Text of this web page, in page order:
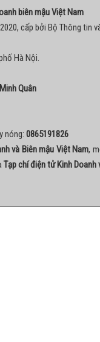
biên mậu Việt Nam
cấp bởi Bộ Thông tin
Hà Nội.
Quân
nóng: 0865191826
và Biên mậu Việt Nam,
Tạp chí điện tử Kinh Doanh